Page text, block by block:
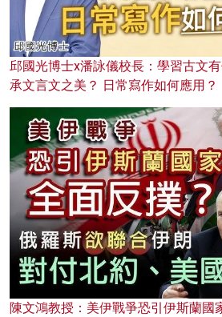
邱國光博士x潘詠儀校長：學習古文
承文言文之美？ 日常寫作如何應用？
陳文鴻教授：美伊戰爭恐引伊斯蘭國